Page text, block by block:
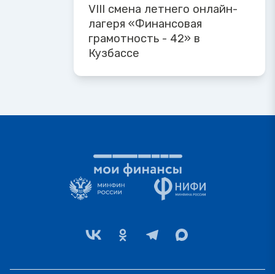
VIII смена летнего онлайн-
лагеря «Финансовая
грамотность - 42» в
Кузбассе